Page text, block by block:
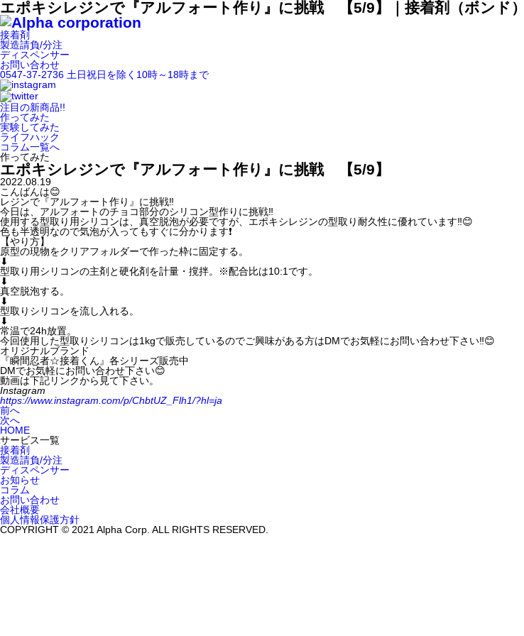
エポキシレジンで『アルフォート作り』に挑戦 【5/9】｜接着剤（ボンド
接着剤
製造請負/分注
ディスペンサー
お問い合わせ
0547-37-2736 土日祝日を除く10時～18時まで
注目の新商品!!
作ってみた
実験してみた
ライフハック
コラム一覧へ
作ってみた
エポキシレジンで『アルフォート作り』に挑戦 【5/9】
2022.08.19
こんばんは😊
レジンで『アルフォート作り』に挑戦‼️
今日は、アルフォートのチョコ部分のシリコン型作りに挑戦‼️
使用する型取り用シリコンは、真空脱泡が必要ですが、エポキシレジンの型取り耐久性に優れています‼️😊
色も半透明なので気泡が入ってもすぐに分かります❗️
【やり方】
原型の現物をクリアフォルダーで作った枠に固定する。
⬇︎
型取り用シリコンの主剤と硬化剤を計量・撹拌。※配合比は10:1です。
⬇︎
真空脱泡する。
⬇︎
型取りシリコンを流し入れる。
⬇︎
常温で24h放置。
今回使用した型取りシリコンは1kgで販売しているのでご興味がある方はDMでお気軽にお問い合わせ下さい‼️😊
オリジナルブランド
『瞬間忍者☆接着くん』各シリーズ販売中
DMでお気軽にお問い合わせ下さい😊
動画は下記リンクから見て下さい。
Instagram
https://www.instagram.com/p/ChbtUZ_Flh1/?hl=ja
前へ
次へ
HOME
サービス一覧
接着剤
製造請負/分注
ディスペンサー
お知らせ
コラム
お問い合わせ
会社概要
個人情報保護方針
COPYRIGHT © 2021 Alpha Corp. ALL RIGHTS RESERVED.